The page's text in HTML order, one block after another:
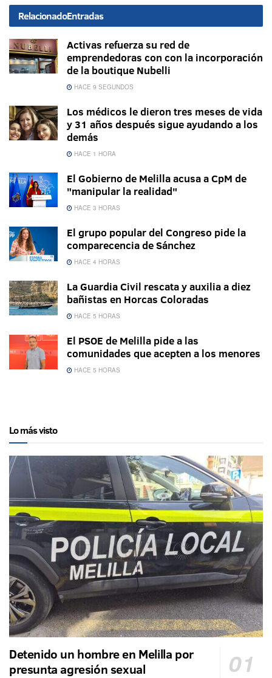
RelacionadoEntradas
Activas refuerza su red de
emprendedoras con con la incorporación
de la boutique Nubelli
HACE 9 SEGUNDOS
Los médicos le dieron tres meses de vida
y 31 años después sigue ayudando a los
demás
HACE 1 HORA
El Gobierno de Melilla acusa a CpM de
"manipular la realidad"
HACE 3 HORAS
El grupo popular del Congreso pide la
comparecencia de Sánchez
HACE 4 HORAS
La Guardia Civil rescata y auxilia a diez
bañistas en Horcas Coloradas
HACE 5 HORAS
El PSOE de Melilla pide a las
comunidades que acepten a los menores
HACE 5 HORAS
Lo más visto
Detenido un hombre en Melilla por
presunta agresión sexual